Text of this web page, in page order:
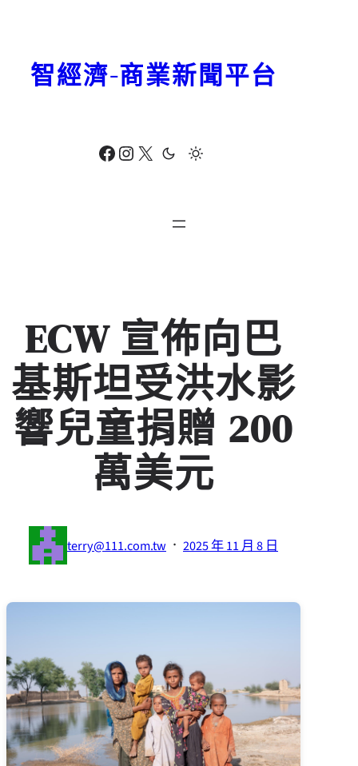
Facebook Instagram X
智經濟-商業新聞平台
ECW 宣佈向巴
基斯坦受洪水影
響兒童捐贈 200
萬美元
terry@111.com.tw · 2025 年 11 月 8 日